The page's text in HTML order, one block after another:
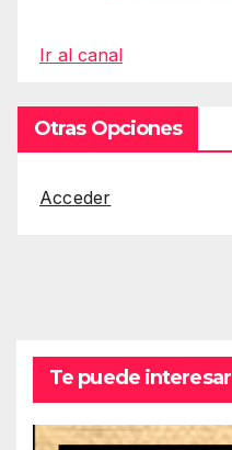
Ir al canal
Otras Opciones
Acceder
Te puede interesar